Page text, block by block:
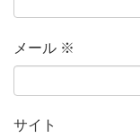
メール ※
サイト